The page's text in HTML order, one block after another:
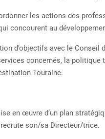
les actions des
concourent au
d’objectifs avec le
concernés, la politique
Touraine.
en œuvre d’un plan
recrute son/sa Directeur/trice.